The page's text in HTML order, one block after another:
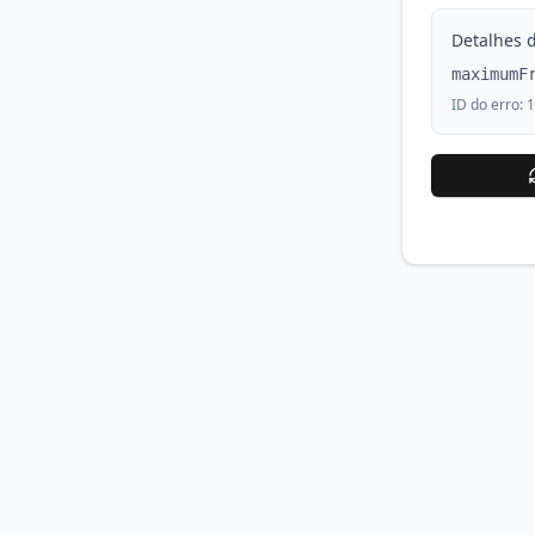
Detalhes
ID do erro: